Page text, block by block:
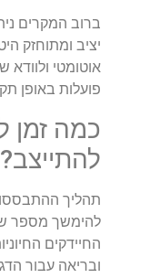
ברוב המקרים
יציב ומתוחזק
אוטומטי ולוודא
פועלות באופן
כמה זמן
להתייצב?
תהליך
להימשך מספר
החיידקים
ובריאה עבור